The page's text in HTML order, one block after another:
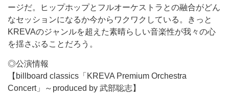
ージだ。ヒップホップとフルオーケストラとの融合がどん
なセッションになるか今からワクワクしている。きっと
KREVAのジャンルを超えた素晴らしい音楽性が我々の心
を揺さぶることだろう。
◎公演情報
【billboard classics「KREVA Premium Orchestra
Concert」～produced by 武部聡志】